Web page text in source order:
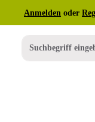
Hauptinhalt
Zur Suche springen
Zur
Anmelden oder